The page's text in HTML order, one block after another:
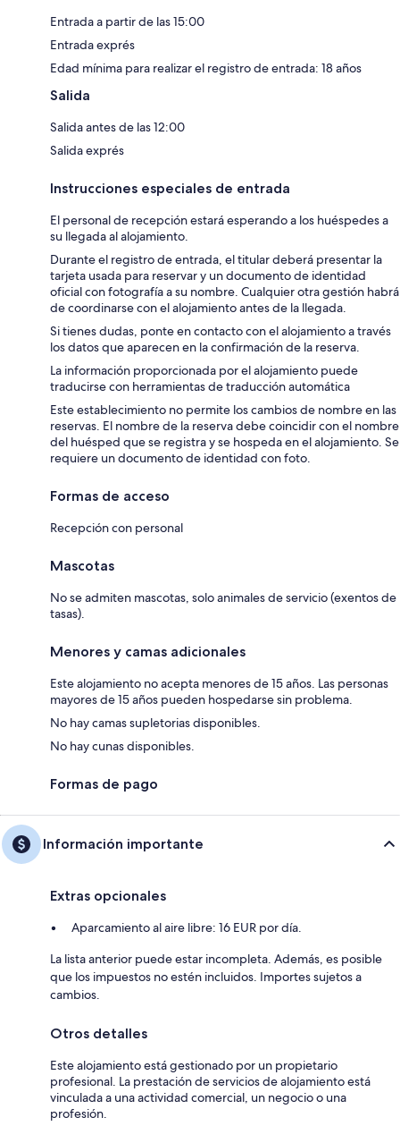
Entrada a partir de las 15:00
Entrada exprés
Edad mínima para realizar el registro de entrada: 18 años
Salida
Salida antes de las 12:00
Salida exprés
Instrucciones especiales de entrada
El personal de recepción estará esperando a los huéspedes a
su llegada al alojamiento.
Durante el registro de entrada, el titular deberá presentar la
tarjeta usada para reservar y un documento de identidad
oficial con fotografía a su nombre. Cualquier otra gestión habrá
de coordinarse con el alojamiento antes de la llegada.
Si tienes dudas, ponte en contacto con el alojamiento a través
los datos que aparecen en la confirmación de la reserva.
La información proporcionada por el alojamiento puede
traducirse con herramientas de traducción automática
Este establecimiento no permite los cambios de nombre en las
reservas. El nombre de la reserva debe coincidir con el nombre
del huésped que se registra y se hospeda en el alojamiento. Se
requiere un documento de identidad con foto.
Formas de acceso
Recepción con personal
Mascotas
No se admiten mascotas, solo animales de servicio (exentos de
tasas).
Menores y camas adicionales
Este alojamiento no acepta menores de 15 años. Las personas
mayores de 15 años pueden hospedarse sin problema.
No hay camas supletorias disponibles.
No hay cunas disponibles.
Formas de pago
Información importante
Extras opcionales
Aparcamiento al aire libre: 16 EUR por día.
La lista anterior puede estar incompleta. Además, es posible
que los impuestos no estén incluidos. Importes sujetos a
cambios.
Otros detalles
Este alojamiento está gestionado por un propietario
profesional. La prestación de servicios de alojamiento está
vinculada a una actividad comercial, un negocio o una
profesión.